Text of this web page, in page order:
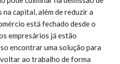
capital, além de reduzir a
está fechado desde o
empresários já estão
encontrar uma solução para
ao trabalho de forma